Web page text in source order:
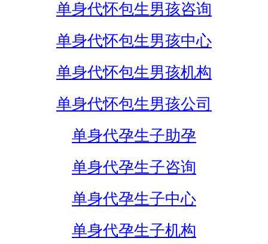
单身代怀包生男孩咨询
单身代怀包生男孩中心
单身代怀包生男孩机构
单身代怀包生男孩公司
单身代孕生子助孕
单身代孕生子咨询
单身代孕生子中心
单身代孕生子机构